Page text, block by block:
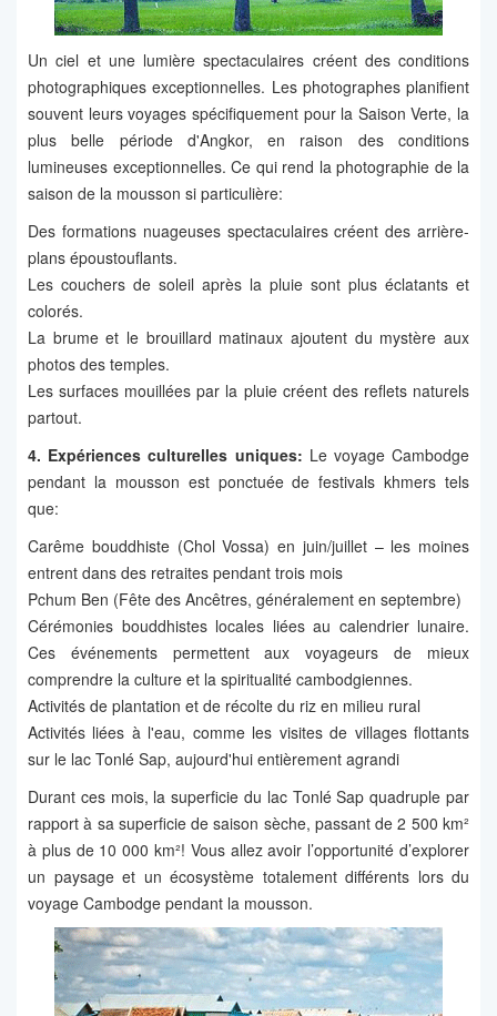
Un ciel et une lumière spectaculaires créent des conditions
photographiques exceptionnelles. Les photographes planifient
souvent leurs voyages spécifiquement pour la Saison Verte, la
plus belle période d'Angkor, en raison des conditions
lumineuses exceptionnelles. Ce qui rend la photographie de la
saison de la mousson si particulière:
Des formations nuageuses spectaculaires créent des arrière-
plans époustouflants.
Les couchers de soleil après la pluie sont plus éclatants et
colorés.
La brume et le brouillard matinaux ajoutent du mystère aux
photos des temples.
Les surfaces mouillées par la pluie créent des reflets naturels
partout.
4. Expériences culturelles uniques: Le voyage Cambodge
pendant la mousson est ponctuée de festivals khmers tels
que:
Carême bouddhiste (Chol Vossa) en juin/juillet – les moines
entrent dans des retraites pendant trois mois
Pchum Ben (Fête des Ancêtres, généralement en septembre)
Cérémonies bouddhistes locales liées au calendrier lunaire.
Ces événements permettent aux voyageurs de mieux
comprendre la culture et la spiritualité cambodgiennes.
Activités de plantation et de récolte du riz en milieu rural
Activités liées à l'eau, comme les visites de villages flottants
sur le lac Tonlé Sap, aujourd'hui entièrement agrandi
Durant ces mois, la superficie du lac Tonlé Sap quadruple par
rapport à sa superficie de saison sèche, passant de 2 500 km²
à plus de 10 000 km²! Vous allez avoir l’opportunité d’explorer
un paysage et un écosystème totalement différents lors du
voyage Cambodge pendant la mousson.